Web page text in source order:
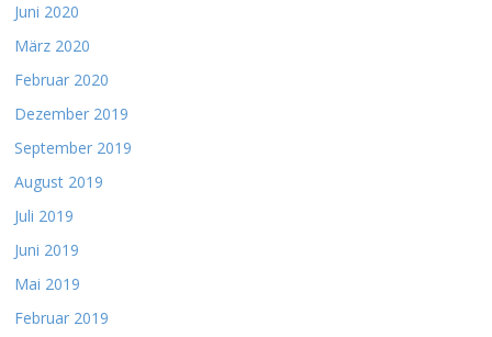
Juni 2020
März 2020
Februar 2020
Dezember 2019
September 2019
August 2019
Juli 2019
Juni 2019
Mai 2019
Februar 2019